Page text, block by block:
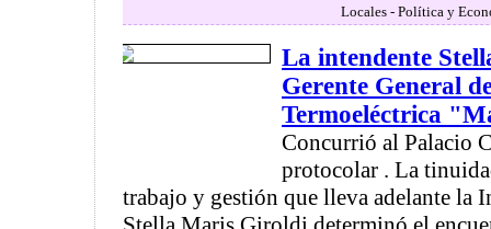
Locales - Política y
La intendente
Gerente General
Termoeléctrica
Concurrió al Palacio
protocolar . La
trabajo y gestión que lleva adelante la